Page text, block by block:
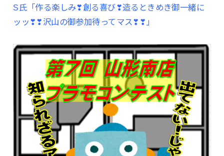
S氏「作る楽しみ❣創る喜び❣造るときめき御一緒に
ッッ❣❣沢山の御参加待ってマス❣❣」